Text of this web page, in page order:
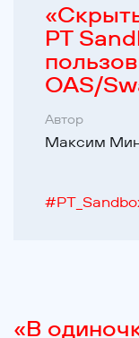
PT
OAS/
Автор
Максим
#
«В